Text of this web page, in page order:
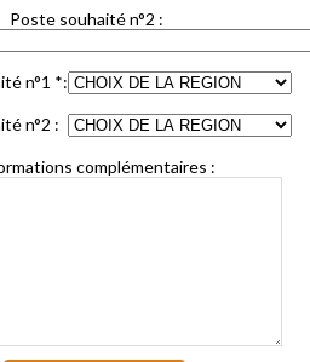
Poste souhaité n°2 :
n°1 *:
n°2 :
complémentaires :